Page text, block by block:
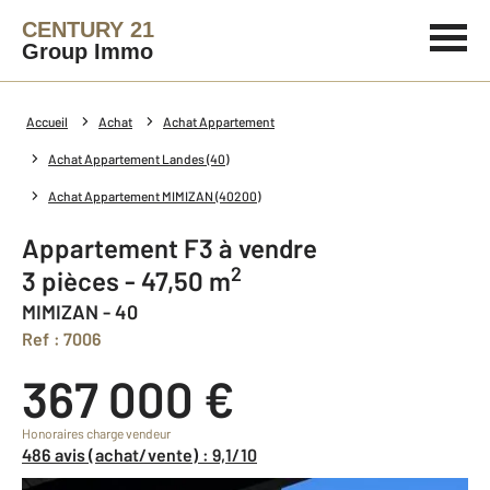
CENTURY 21
Group Immo
Accueil Achat Achat Appartement
Achat Appartement Landes (40)
Achat Appartement MIMIZAN (40200)
Appartement F3 à vendre
3 pièces - 47,50 m2
MIMIZAN - 40
Ref : 7006
367 000 €
Honoraires charge vendeur
486 avis (achat/vente) : 9,1/10